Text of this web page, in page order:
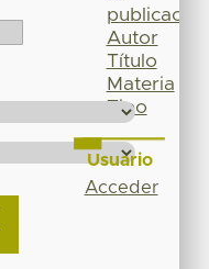
publicación
Autor
Título
Materia
Tipo
Usuario
Acceder